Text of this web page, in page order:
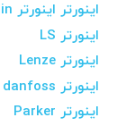
اینورتر اینورتر Elin
اینورتر LS
اینورتر Lenze
اینورتر danfoss
اینورتر Parker